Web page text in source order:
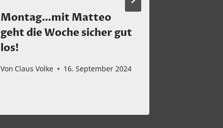
Montag…mit Matteo
geht die Woche sicher gut
los!
Von Claus Volke 16. September 2024